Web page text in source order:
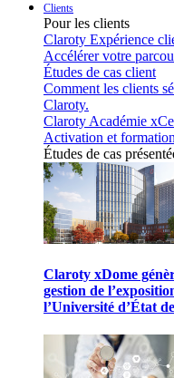
Clients
Pour les clients
Claroty Expérience
Accélérer votre
Études de cas client
Comment les clients
Claroty.
Claroty Académie
Activation et
Études de cas
Claroty xDome
gestion de
l’Université d’État